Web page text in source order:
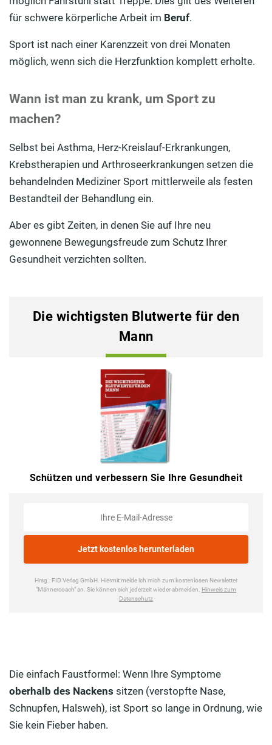
für schwere körperliche Arbeit im Beruf.
Sport ist nach einer Karenzzeit von drei Monaten
möglich, wenn sich die Herzfunktion komplett erholte.
Wann ist man zu krank, um Sport zu
machen?
Selbst bei Asthma, Herz-Kreislauf-Erkrankungen,
Krebstherapien und Arthroseerkrankungen setzen die
behandelnden Mediziner Sport mittlerweile als festen
Bestandteil der Behandlung ein.
Aber es gibt Zeiten, in denen Sie auf Ihre neu
gewonnene Bewegungsfreude zum Schutz Ihrer
Gesundheit verzichten sollten.
Die einfach Faustformel: Wenn Ihre Symptome
oberhalb des Nackens sitzen (verstopfte Nase,
Schnupfen, Halsweh), ist Sport so lange in Ordnung, wie
Sie kein Fieber haben.